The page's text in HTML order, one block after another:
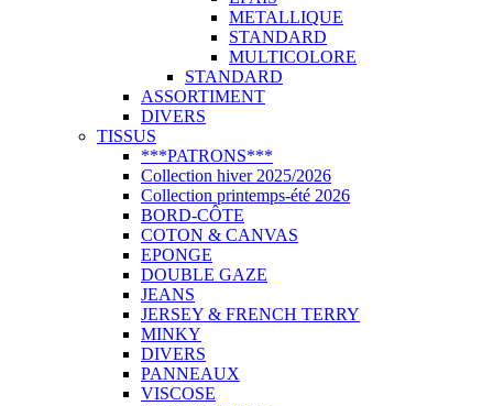
METALLIQUE
STANDARD
MULTICOLORE
STANDARD
ASSORTIMENT
DIVERS
TISSUS
***PATRONS***
Collection hiver 2025/2026
Collection printemps-été 2026
BORD-CÔTE
COTON & CANVAS
EPONGE
DOUBLE GAZE
JEANS
JERSEY & FRENCH TERRY
MINKY
DIVERS
PANNEAUX
VISCOSE